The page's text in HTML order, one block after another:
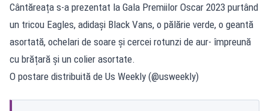
Cântăreața s-a prezentat la Gala Premiilor Oscar 2023 purtând
un tricou Eagles, adidași Black Vans, o pălărie verde, o geantă
asortată, ochelari de soare și cercei rotunzi de aur- împreună
cu brățară și un colier asortate.
O postare distribuită de Us Weekly (@usweekly)